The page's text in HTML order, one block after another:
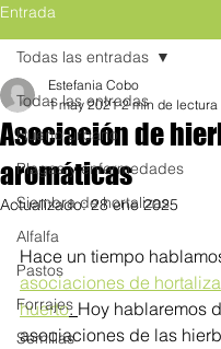
Entrada
Todas las entradas
Huerto urbano
Plagas y enfermedades
Siembra de hortalizas
Alfalfa
Pastos
Forrajes
Semillas
Todas las entradas
Asociación de
aromáticas
Estefania Cobo
1 may 2021 2 min de lectura
Actualizado:28 ene 2025
Hace un tiempo
asociaciones de
huerto. Hoy hablaremos
asociaciones de las